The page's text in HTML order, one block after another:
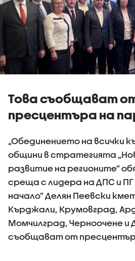
Това съобщават
пресцентъра на
„Обединението на всички
общини в стратегията
развитие на регионите”
среща с лидера на ДПС и
начало” Делян Пеевски
Кърджали, Крумовград,
Момчилград, Черноочене и
съобщават от